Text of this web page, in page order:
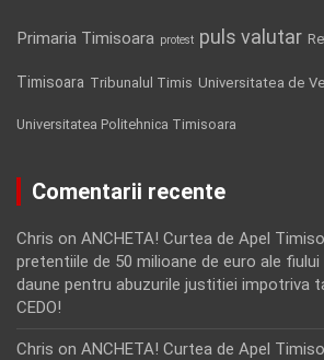
Primaria Timisoara protest puls valutar
Timisoara Tribunalul Timis Universitatea de
Universitatea Politehnica Timisoara
Comentarii recente
Chris on ANCHETA! Curtea de Apel
pretentiile de 50 milioane de euro ale fiului
daune pentru abuzurile justitiei impotriva
CEDO!
Chris on ANCHETA! Curtea de Apel